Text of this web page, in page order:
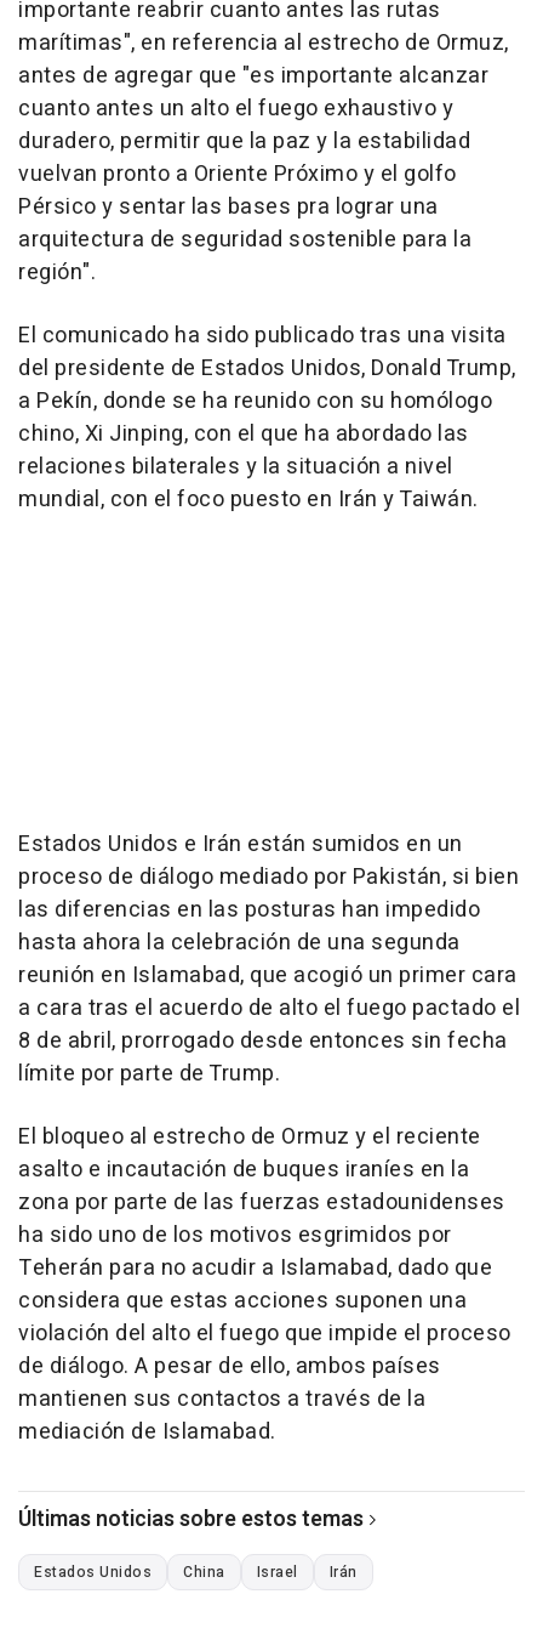
importante reabrir cuanto antes las rutas
marítimas", en referencia al estrecho de Ormuz,
antes de agregar que "es importante alcanzar
cuanto antes un alto el fuego exhaustivo y
duradero, permitir que la paz y la estabilidad
vuelvan pronto a Oriente Próximo y el golfo
Pérsico y sentar las bases pra lograr una
arquitectura de seguridad sostenible para la
región".
El comunicado ha sido publicado tras una visita
del presidente de Estados Unidos, Donald Trump,
a Pekín, donde se ha reunido con su homólogo
chino, Xi Jinping, con el que ha abordado las
relaciones bilaterales y la situación a nivel
mundial, con el foco puesto en Irán y Taiwán.
Estados Unidos e Irán están sumidos en un
proceso de diálogo mediado por Pakistán, si bien
las diferencias en las posturas han impedido
hasta ahora la celebración de una segunda
reunión en Islamabad, que acogió un primer cara
a cara tras el acuerdo de alto el fuego pactado el
8 de abril, prorrogado desde entonces sin fecha
límite por parte de Trump.
El bloqueo al estrecho de Ormuz y el reciente
asalto e incautación de buques iraníes en la
zona por parte de las fuerzas estadounidenses
ha sido uno de los motivos esgrimidos por
Teherán para no acudir a Islamabad, dado que
considera que estas acciones suponen una
violación del alto el fuego que impide el proceso
de diálogo. A pesar de ello, ambos países
mantienen sus contactos a través de la
mediación de Islamabad.
Últimas noticias sobre estos temas
Estados Unidos China Israel Irán